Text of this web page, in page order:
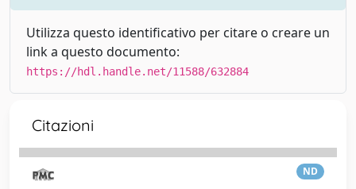
Utilizza questo identificativo per citare o creare un
link a questo documento:
https://hdl.handle.net/11588/632884
Citazioni
ND